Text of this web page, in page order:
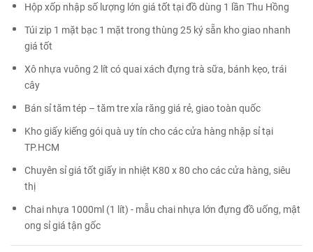
Hộp xốp nhập số lượng lớn giá tốt tại đồ dùng 1 lần Thu Hồng
Túi zip 1 mặt bạc 1 mặt trong thùng 25 ký sẵn kho giao nhanh
giá tốt
Xô nhựa vuông 2 lít có quai xách đựng trà sữa, bánh kẹo, trái
cây
Bán sỉ tăm tép – tăm tre xỉa răng giá rẻ, giao toàn quốc
Kho giấy kiếng gói quà uy tín cho các cửa hàng nhập sỉ tại
TP.HCM
Chuyên sỉ giá tốt giấy in nhiệt K80 x 80 cho các cửa hàng, siêu
thị
Chai nhựa 1000ml (1 lít) - mẫu chai nhựa lớn đựng đồ uống, mật
ong sỉ giá tận gốc